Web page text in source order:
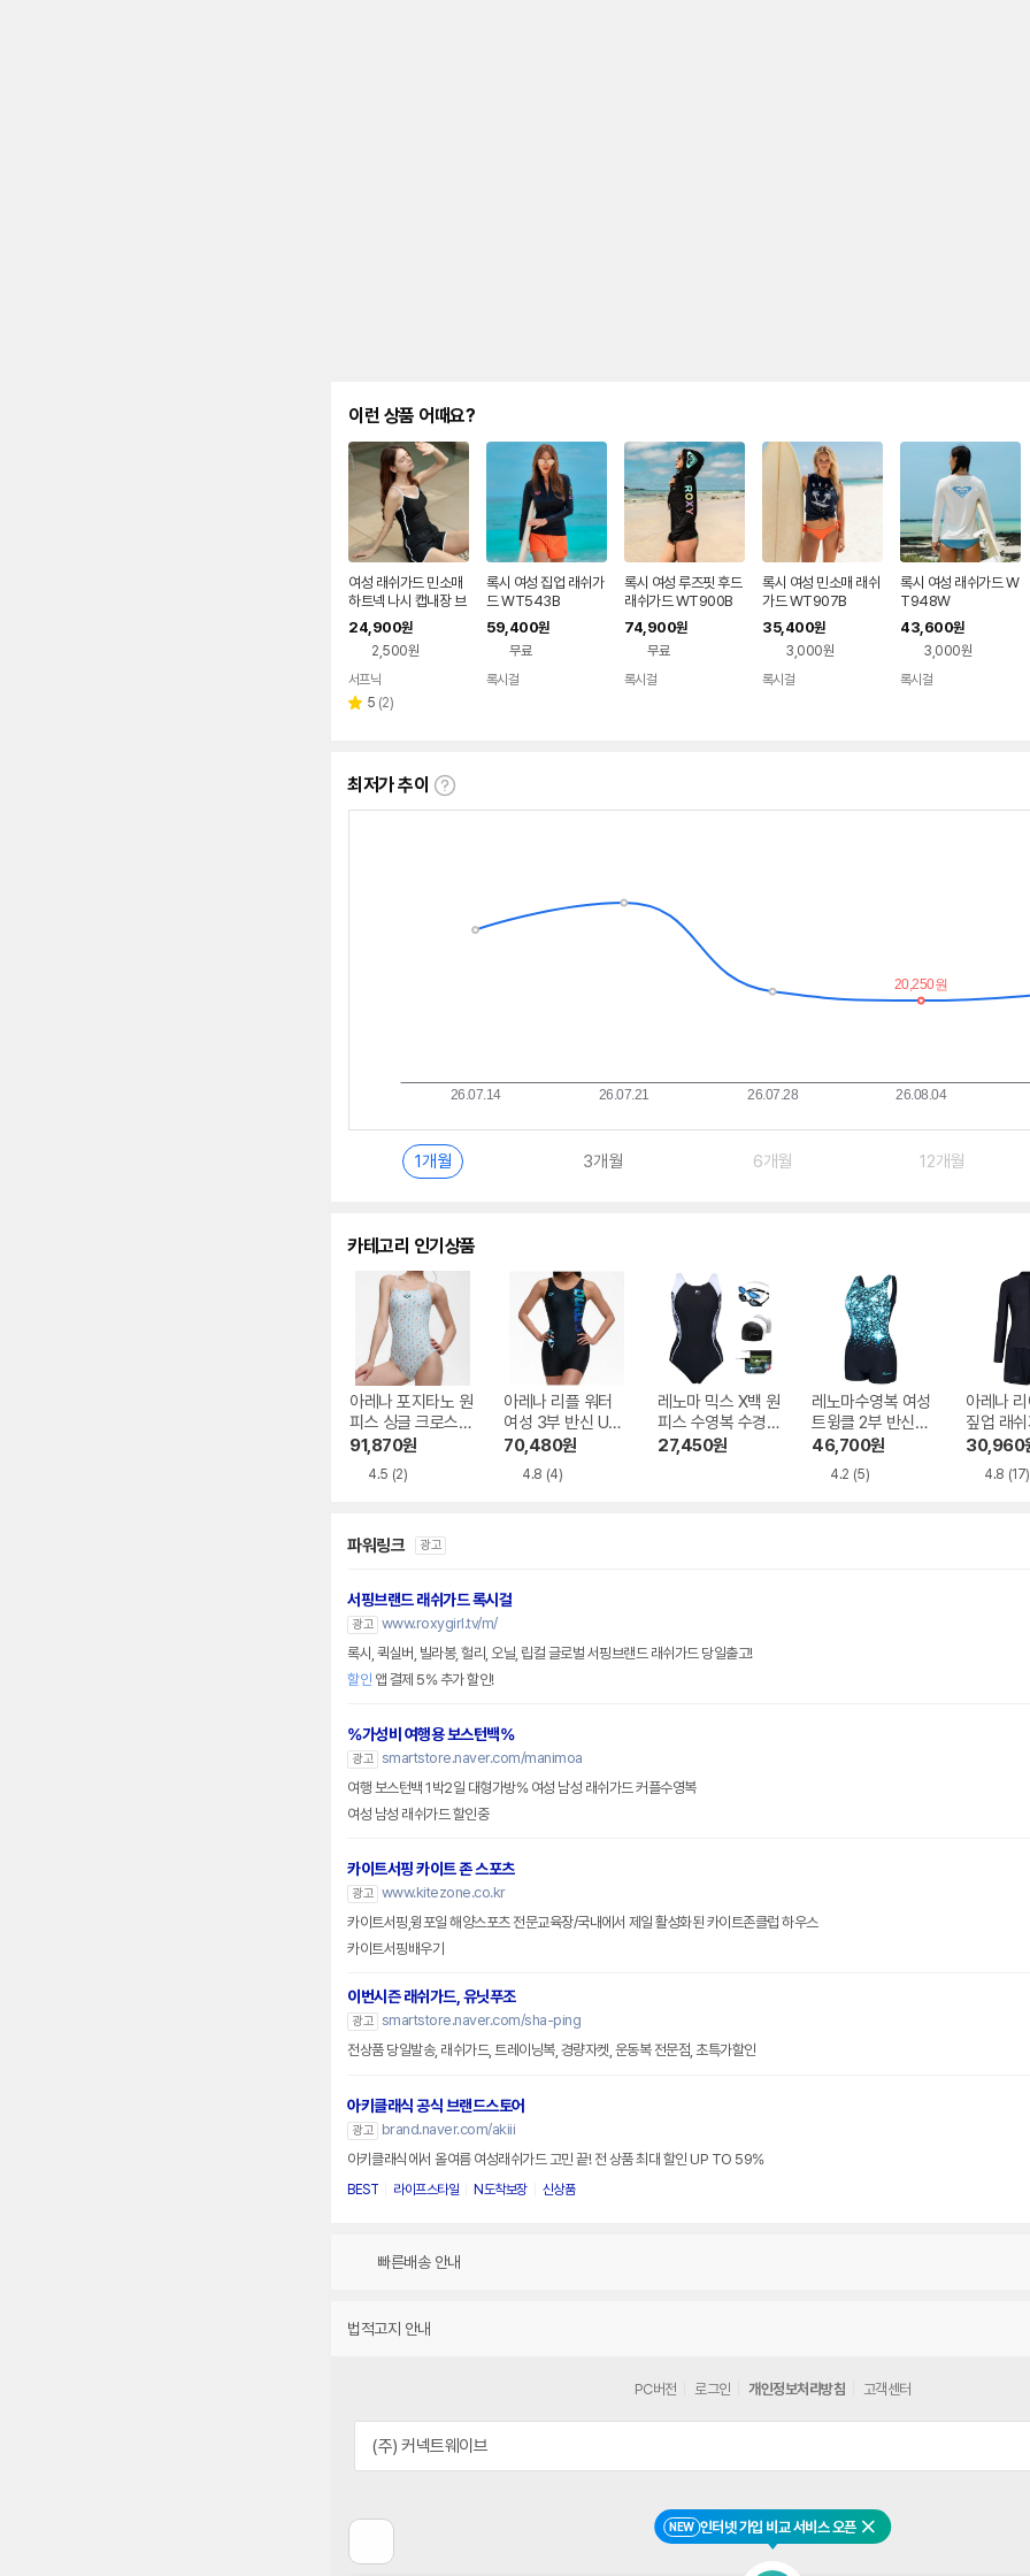
NEW 인터넷 가입 비교 서비스 오픈 닫기
이런 상품 어때요?
여성 래쉬가드 민소매
하트넥 나시 캡내장 브
라탑 YSB5204
24,900원
2,500원
서프닉
별 5 리
(2)
록시 여성 집업 래쉬가
드 WT543B
59,400원
무료
록시걸
록시 여성 루즈핏 후드
래쉬가드 WT900B
74,900원
무료
록시걸
록시 여성 민소매 래쉬
가드 WT907B
35,400원
3,000원
록시걸
록시 여성 래쉬가드 W
T948W
43,600원
3,000원
록시걸
최저가 추이
최
1개월 3개월 6개월 12개월
카테고리 인기상품
아레나 포지타노 원
피스 싱글 크로스
스트랩백 A6BL1LO
14 MNT
91,870원
4.5 (2)
아레나 리플 워터
여성 3부 반신 U백
A6BL1PL67BLK
70,480원
4.8 (4)
레노마 믹스 X백 원
피스 수영복 수경
수모세트 LS2F806
27,450원
레노마수영복 여성
트윙클 2부 반신수
영복 민트 RN-LF2
E061-MN
46,700원
4.2 (5)
아레나
짚업 래
30,960
4.8 (17)
파워링크 광고
서핑브랜드 래쉬가드 록시걸
광고 www.roxygirl.tv/m/
록시, 퀵실버, 빌라봉, 헐리, 오닐, 립컬 글로벌 서핑브랜드 래쉬가드 당일출고!
할인 앱 결제 5% 추가 할인!
%가성비 여행용 보스턴백%
광고 smartstore.naver.com/manimoa
여행 보스턴백 1박2일 대형가방% 여성 남성 래쉬가드 커플수영복
여성 남성 래쉬가드 할인중
카이트서핑 카이트 존 스포츠
광고 www.kitezone.co.kr
카이트서핑,윙포일 해양스포츠 전문교육장/국내에서 제일 활성화된 카이트존클럽 하우스
카이트서핑배우기
이번시즌 래쉬가드, 유닛푸조
광고 smartstore.naver.com/sha-ping
전상품 당일발송, 래쉬가드, 트레이닝복, 경량자켓, 운동복 전문점, 초특가할인
아키클래식 공식 브랜드스토어
광고
brand.naver.com/akiii
아키클래식에서 올여름 여성래쉬가드 고민 끝! 전 상품 최대 할인 UP TO 59%
BEST 라이프스타일 N도착보장 신상품
빠른배송 안내
법적고지 안내
전
PC버전 로그인 개인정보처리방침 고객센터
(주) 커넥트웨이브